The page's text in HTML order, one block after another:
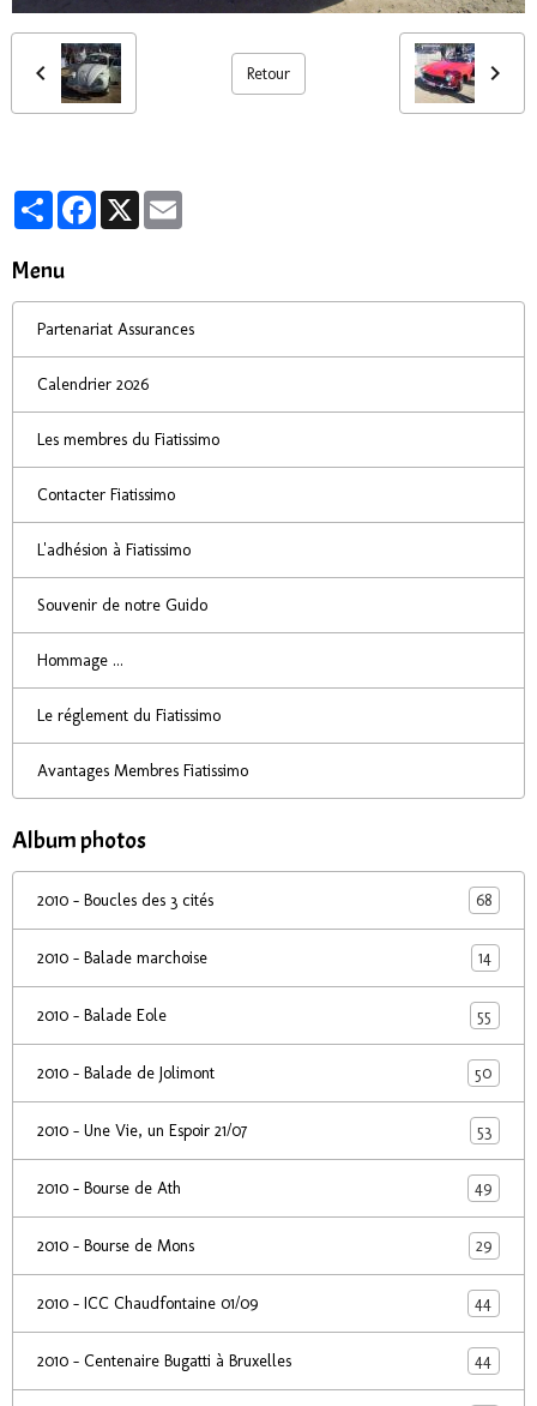
Retour
PartagerFacebook
X
Menu
Partenariat Assurances
Calendrier 2026
Les membres du Fiatissimo
Contacter Fiatissimo
L'adhésion à Fiatissimo
Souvenir de notre Guido
Hommage ...
Le réglement du Fiatissimo
Avantages Membres Fiatissimo
Album photos
2010 - Boucles des 3 cités 68
2010 - Balade marchoise 14
2010 - Balade Eole 55
2010 - Balade de Jolimont 50
2010 - Une Vie, un Espoir 21/07 53
2010 - Bourse de Ath 49
2010 - Bourse de Mons 29
2010 - ICC Chaudfontaine 01/09 44
2010 - Centenaire Bugatti à Bruxelles 44